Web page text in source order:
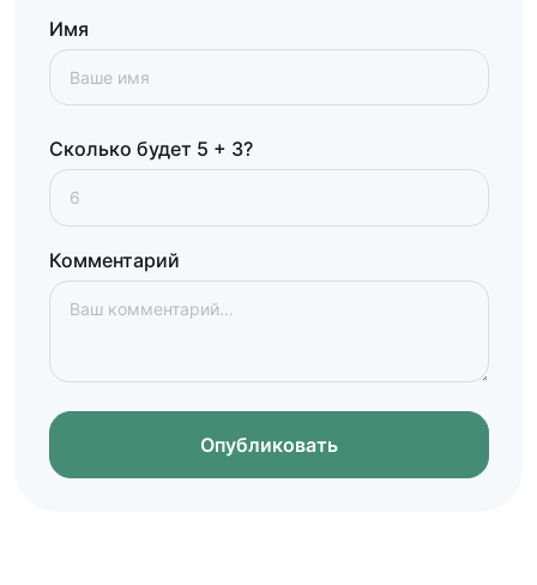
Имя
Сколько будет 5 + 3?
Комментарий
Опубликовать